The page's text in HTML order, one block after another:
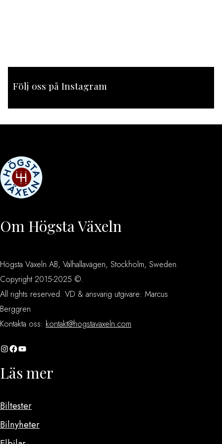
Följ oss på Instagram
Om Högsta Växeln
Högsta Växeln AB, Valhallavägen, Stockholm, Sweden.
Copyright 2015-2025 ©.
All rights reserved. VD & ansvarig utgivare: Marcus
Berggren
Kontakta oss: kontakt@hogstavaxeln.com
InstagramFacebook YouTube
Läs mer
Biltester
Bilnyheter